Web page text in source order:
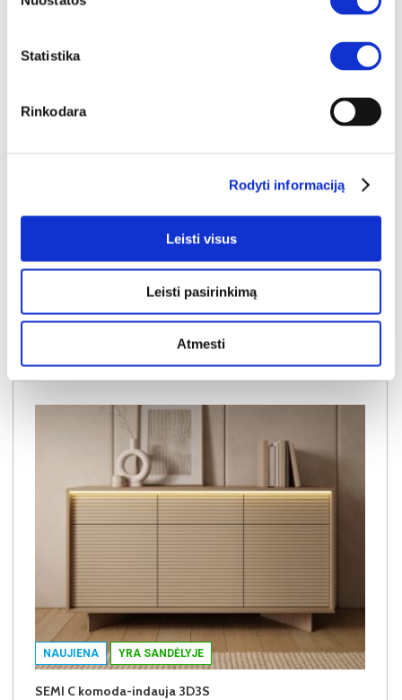
Statistika
Rinkodara
Rodyti informaciją
Leisti visus
Leisti pasirinkimą
Atmesti
224€
Į krepšelį
NAUJIENA YRA SANDĖLYJE
SEMI C komoda-indauja 3D3S